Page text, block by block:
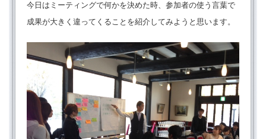
今日はミーティングで何かを決めた時、参加者の使う言葉で
成果が大きく違ってくることを紹介してみようと思います。